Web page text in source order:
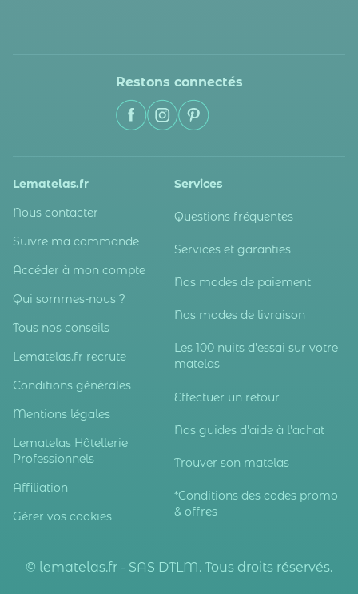
Restons connectés
Lematelas.fr
Nous contacter
Suivre ma commande
Accéder à mon compte
Qui sommes-nous ?
Tous nos conseils
Lematelas.fr recrute
Conditions générales
Mentions légales
Lematelas Hôtellerie
Professionnels
Affiliation
Gérer vos cookies
Services
Questions fréquentes
Services et garanties
Nos modes de paiement
Nos modes de livraison
Les 100 nuits d'essai sur votre
matelas
Effectuer un retour
Nos guides d'aide à l'achat
Trouver son matelas
*Conditions des codes promo
& offres
© lematelas.fr - SAS DTLM. Tous droits réservés.